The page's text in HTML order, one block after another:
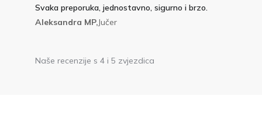
Svaka preporuka, jednostavno, sigurno i brzo.
Aleksandra MP,Jučer
Naše recenzije s 4 i 5 zvjezdica